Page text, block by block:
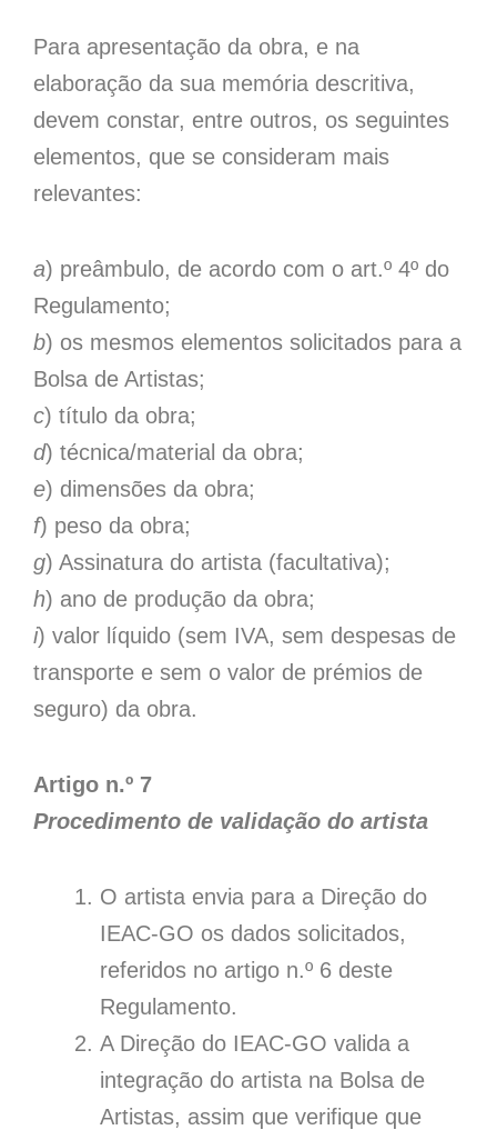
Para apresentação da obra, e na
elaboração da sua memória descritiva,
devem constar, entre outros, os seguintes
elementos, que se consideram mais
relevantes:
a) preâmbulo, de acordo com o art.º 4º do
Regulamento;
b) os mesmos elementos solicitados para a
Bolsa de Artistas;
c) título da obra;
d) técnica/material da obra;
e) dimensões da obra;
f) peso da obra;
g) Assinatura do artista (facultativa);
h) ano de produção da obra;
i) valor líquido (sem IVA, sem despesas de
transporte e sem o valor de prémios de
seguro) da obra.
Artigo n.º 7
Procedimento de validação do artista
O artista envia para a Direção do
IEAC-GO os dados solicitados,
referidos no artigo n.º 6 deste
Regulamento.
A Direção do IEAC-GO valida a
integração do artista na Bolsa de
Artistas, assim que verifique que